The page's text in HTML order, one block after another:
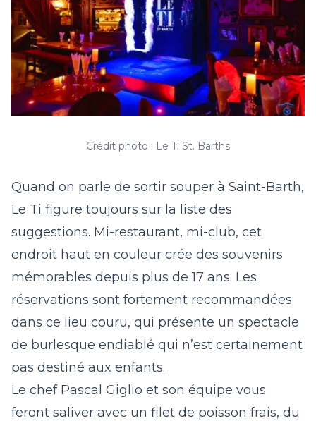
Crédit photo : Le Ti St. Barths
Quand on parle de sortir souper à Saint-Barth,
Le Ti figure toujours sur la liste des
suggestions. Mi-restaurant, mi-club, cet
endroit haut en couleur crée des souvenirs
mémorables depuis plus de 17 ans. Les
réservations sont fortement recommandées
dans ce lieu couru, qui présente un spectacle
de burlesque endiablé qui n’est certainement
pas destiné aux enfants.
Le chef Pascal Giglio et son équipe vous
feront saliver avec un filet de poisson frais, du